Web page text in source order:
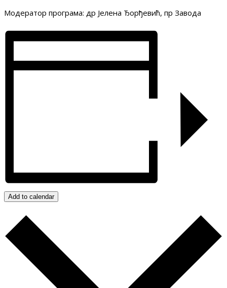
Модератор програма: др Јелена Ђорђевић, пр Завода
Add to calendar